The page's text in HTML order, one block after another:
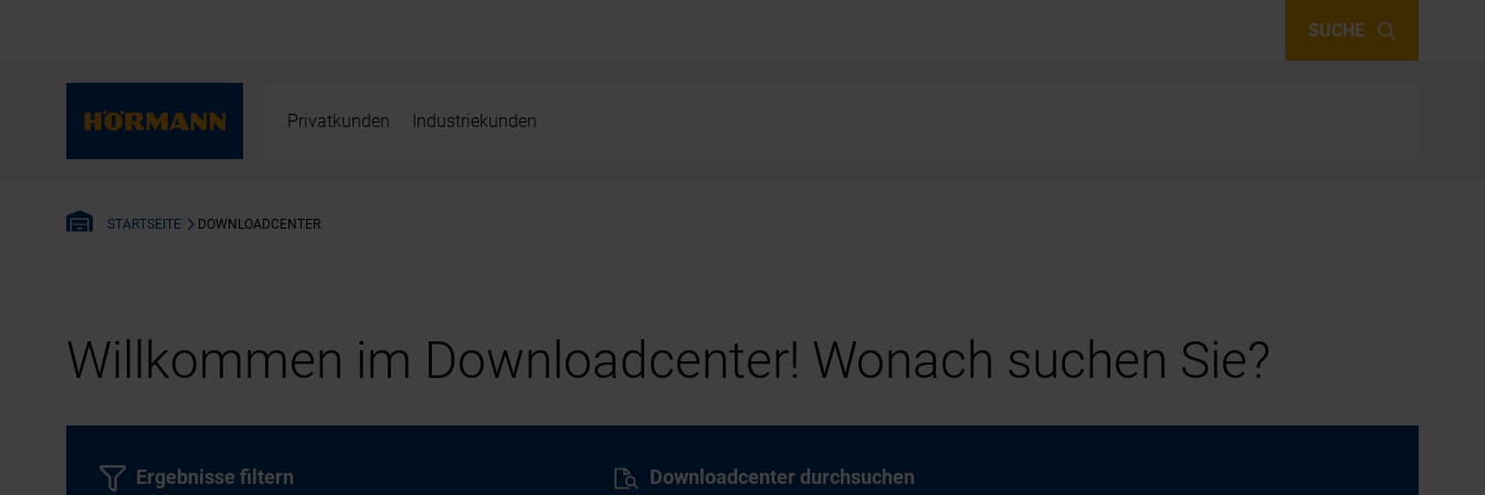
SUCHE
Privatkunden Industriekunden
STARTSEITE DOWNLOADCENTER
Willkommen im Downloadcenter! Wonach suchen Sie?
Downloadcenter durchsuchen
Ergebnisse filtern